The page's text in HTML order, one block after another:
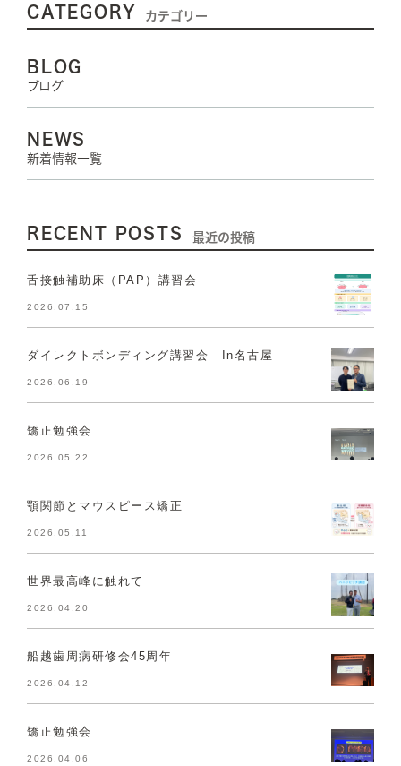
CATEGORY カテゴリー
BLOG
ブログ
NEWS
新着情報一覧
RECENT POSTS 最近の投稿
舌接触補助床（PAP）講習会
2026.07.15
ダイレクトボンディング講習会 In名古屋
2026.06.19
矯正勉強会
2026.05.22
顎関節とマウスピース矯正
2026.05.11
世界最高峰に触れて
2026.04.20
船越歯周病研修会45周年
2026.04.12
矯正勉強会
2026.04.06